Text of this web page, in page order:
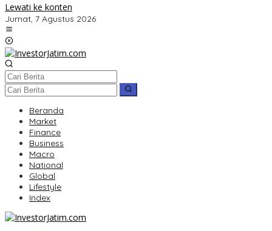
Lewati ke konten
Jumat, 7 Agustus 2026
Beranda
Market
Finance
Business
Macro
National
Global
Lifestyle
Index